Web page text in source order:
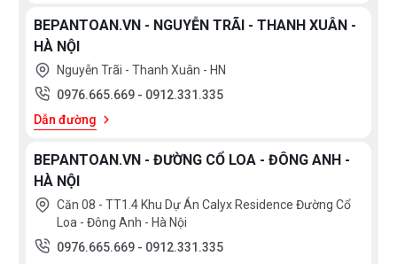
BEPANTOAN.VN - NGUYỄN TRÃI - THANH XUÂN -
HÀ NỘI
Nguyễn Trãi - Thanh Xuân - HN
0976.665.669 - 0912.331.335
Dẫn đường
BEPANTOAN.VN - ĐƯỜNG CỔ LOA - ĐÔNG ANH -
HÀ NỘI
Căn 08 - TT1.4 Khu Dự Án Calyx Residence Đường Cổ
Loa - Đông Anh - Hà Nội
0976.665.669 - 0912.331.335